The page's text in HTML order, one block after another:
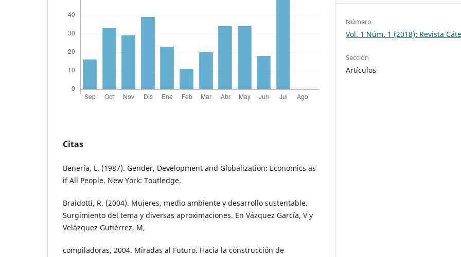
Citas
Benería, L. (1987). Gender, Development and Globalization: Economics as
if All People. New York: Toutledge.
Braidotti, R. (2004). Mujeres, medio ambiente y desarrollo sustentable.
Surgimiento del tema y diversas aproximaciones. En Vázquez García, V y
Velázquez Gutiérrez, M,
compiladoras, 2004. Miradas al Futuro. Hacia la construcción de
Número
Vol. 1 Núm. 1 (2018): Revista
Sección
Artículos